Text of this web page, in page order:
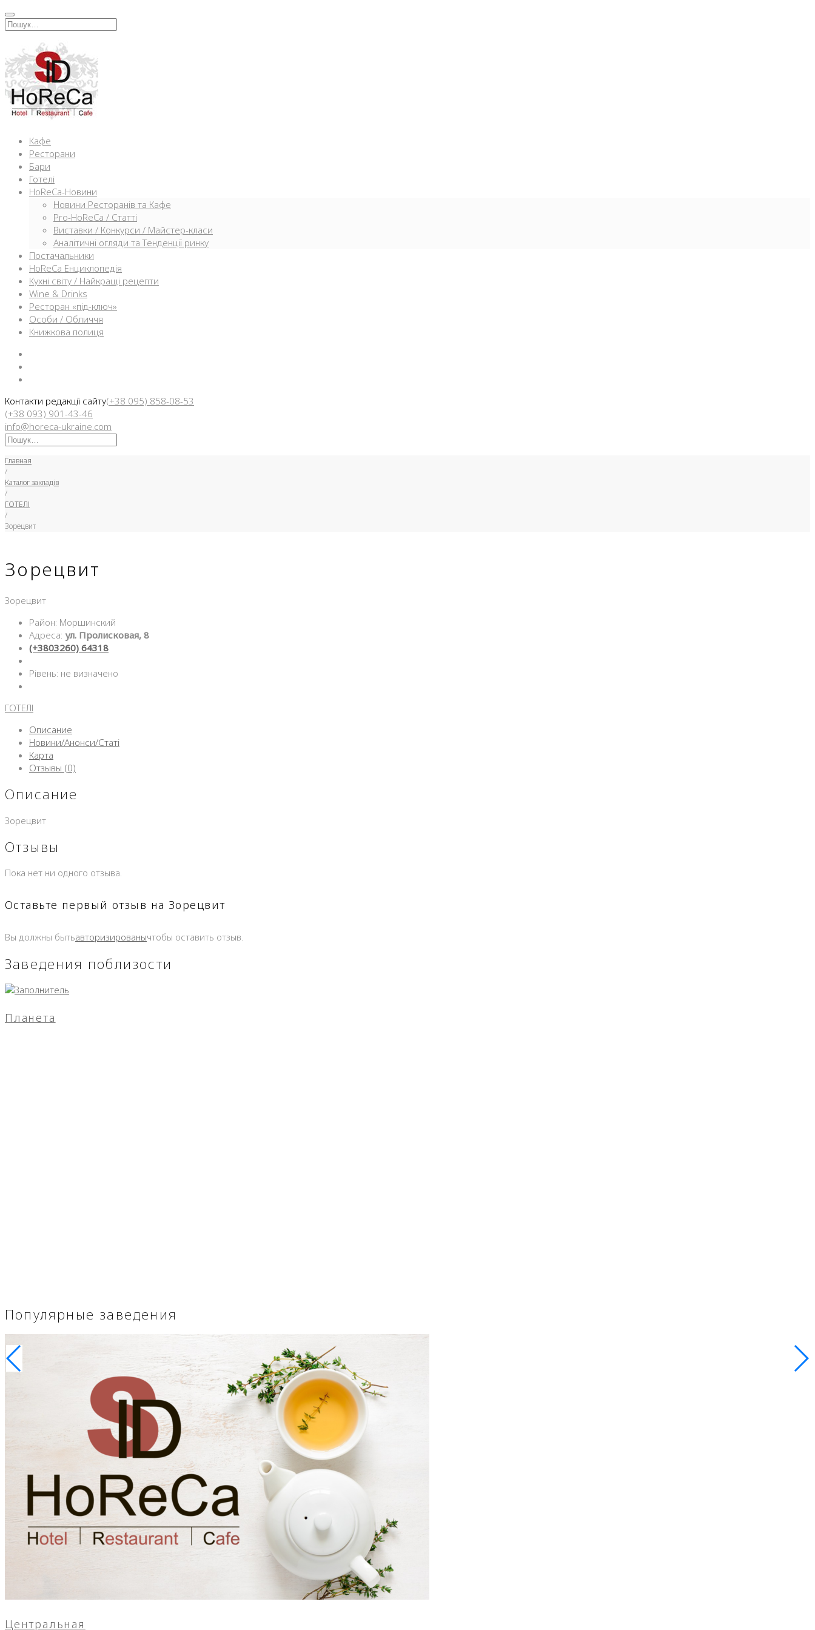
Перейти
кИскать:
Кафе
Ресторани
Бари
Готелі
HoReCa-Новини
Новини Ресторанів та Кафе
Pro-HoReCa / Статті
Виставки / Конкурси / Майстер-класи
Аналітичні огляди та Тенденції ринку
Постачальники
HoReCa Енциклопедія
Кухні світу / Найкращі рецепти
Wine & Drinks
Ресторан «під-ключ»
Особи / Обличчя
Книжкова полиця
Контакти редакції сайту(+38 095) 858-08-53
(+38 093) 901-43-46
info@horeca-ukraine.com
Искать:
Главная
/
Каталог закладів
/
ГОТЕЛІ
/
Зорецвит
Зорецвит
Зорецвит
Район: Моршинский
Адреса: ул. Пролисковая, 8
(+3803260) 64318
Рівень: не визначено
ГОТЕЛІ
Описание
Новини/Анонси/Статі
Карта
Отзывы (0)
Описание
Зорецвит
Отзывы
Пока нет ни одного отзыва.
Оставьте первый отзыв на Зорецвит
Вы должны бытьавторизированычтобы оставить отзыв.
Заведения поблизости
Планета
Популярные заведения
Центральная